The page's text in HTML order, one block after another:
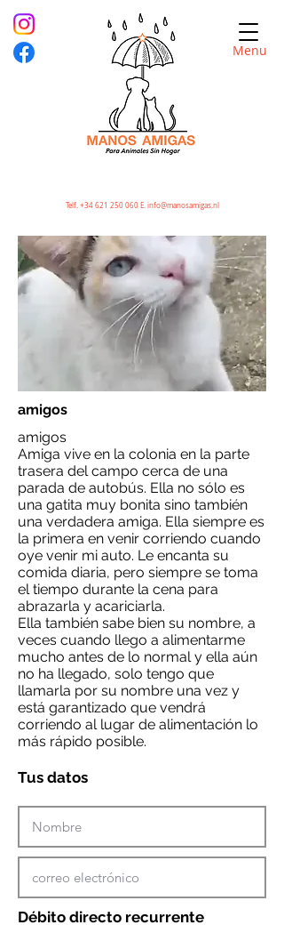
Telf. +34 621 250 060 E. info@manosamigas.nl
Menu
amigos
amigos
Amiga vive en la colonia en la parte
trasera del campo cerca de una
parada de autobús. Ella no sólo es
una gatita muy bonita sino también
una verdadera amiga. Ella siempre es
la primera en venir corriendo cuando
oye venir mi auto. Le encanta su
comida diaria, pero siempre se toma
el tiempo durante la cena para
abrazarla y acariciarla.
Ella también sabe bien su nombre, a
veces cuando llego a alimentarme
mucho antes de lo normal y ella aún
no ha llegado, solo tengo que
llamarla por su nombre una vez y
está garantizado que vendrá
corriendo al lugar de alimentación lo
más rápido posible.
Tus datos
Débito directo recurrente